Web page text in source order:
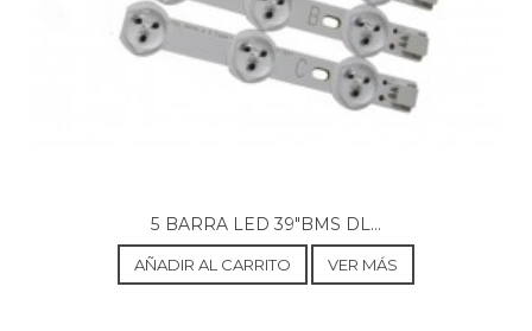
5 BARRA LED 39"BMS DL...
AÑADIR AL CARRITO VER MÁS